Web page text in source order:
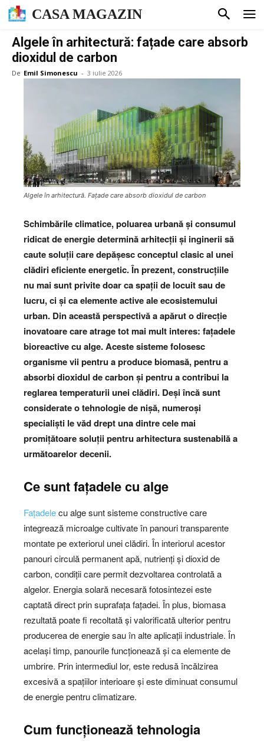
CASA MAGAZIN
Algele în arhitectură: fațade care absorb
dioxidul de carbon
De Emil Simonescu - 3 iulie 2026
Algele în arhitectură. Fațade care absorb dioxidul de carbon
Schimbările climatice, poluarea urbană și consumul
ridicat de energie determină arhitecții și inginerii să
caute soluții care depășesc conceptul clasic al unei
clădiri eficiente energetic. În prezent, construcțiile
nu mai sunt privite doar ca spații de locuit sau de
lucru, ci și ca elemente active ale ecosistemului
urban. Din această perspectivă a apărut o direcție
inovatoare care atrage tot mai mult interes: fațadele
bioreactive cu alge. Aceste sisteme folosesc
organisme vii pentru a produce biomasă, pentru a
absorbi dioxidul de carbon și pentru a contribui la
reglarea temperaturii unei clădiri. Deși încă sunt
considerate o tehnologie de nișă, numeroși
specialiști le văd drept una dintre cele mai
promițătoare soluții pentru arhitectura sustenabilă a
următoarelor decenii.
Ce sunt fațadele cu alge
Fațadelecu alge sunt sisteme constructive care
integrează microalge cultivate în panouri transparente
montate pe exteriorul unei clădiri. În interiorul acestor
panouri circulă permanent apă, nutrienți și dioxid de
carbon, condiții care permit dezvoltarea controlată a
algelor. Energia solară necesară fotosintezei este
captată direct prin suprafața fațadei. În plus, biomasa
rezultată poate fi recoltată și valorificată ulterior pentru
producerea de energie sau în alte aplicații industriale. În
același timp, panourile funcționează și ca elemente de
umbrire. Prin intermediul lor, este redusă încălzirea
excesivă a spațiilor interioare și este diminuat consumul
de energie pentru climatizare.
Cum funcționează tehnologia